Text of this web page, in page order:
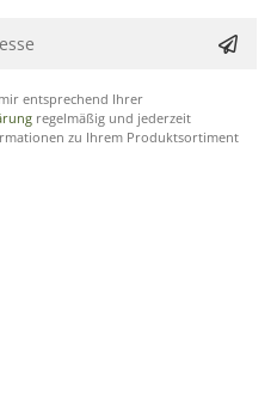
entsprechend Ihrer
regelmäßig und jederzeit
zu Ihrem Produktsortiment